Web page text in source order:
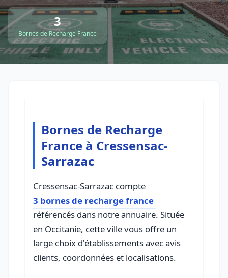
3
Bornes de Recharge France
Bornes de Recharge
France à Cressensac-
Sarrazac
Cressensac-Sarrazac compte
3 bornes de recharge france
référencés dans notre annuaire. Située
en Occitanie, cette ville vous offre un
large choix d'établissements avec avis
clients, coordonnées et localisations.